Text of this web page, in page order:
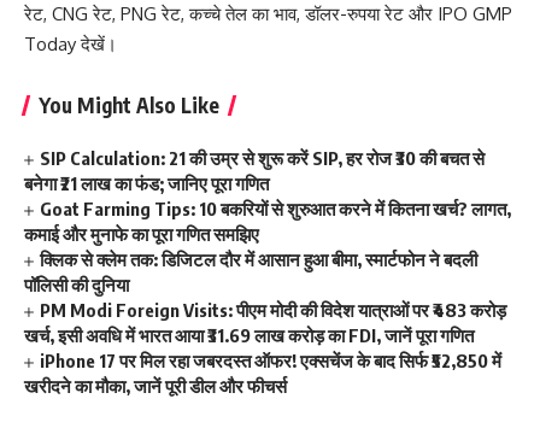
रेट, CNG रेट, PNG रेट,कच्चे तेल का भाव,डॉलर-रुपया रेट और IPO GMP
Todayदेखें।
You Might Also Like
SIP Calculation: 21 की उम्र से शुरू करें SIP, हर रोज ₹30 की बचत से
बनेगा ₹21 लाख का फंड; जानिए पूरा गणित
Goat Farming Tips: 10 बकरियों से शुरुआत करने में कितना खर्च? लागत,
कमाई और मुनाफे का पूरा गणित समझिए
क्लिक से क्लेम तक: डिजिटल दौर में आसान हुआ बीमा, स्मार्टफोन ने बदली
पॉलिसी की दुनिया
PM Modi Foreign Visits: पीएम मोदी की विदेश यात्राओं पर ₹483 करोड़
खर्च, इसी अवधि में भारत आया ₹31.69 लाख करोड़ का FDI, जानें पूरा गणित
iPhone 17 पर मिल रहा जबरदस्त ऑफर! एक्सचेंज के बाद सिर्फ ₹52,850 में
खरीदने का मौका, जानें पूरी डील और फीचर्स